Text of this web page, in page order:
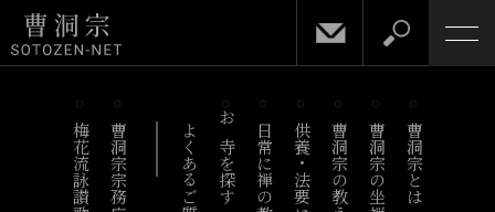
梅花流詠讃歌 よくあるご質問 お寺を探す 曹洞宗の坐禅 曹洞宗とは